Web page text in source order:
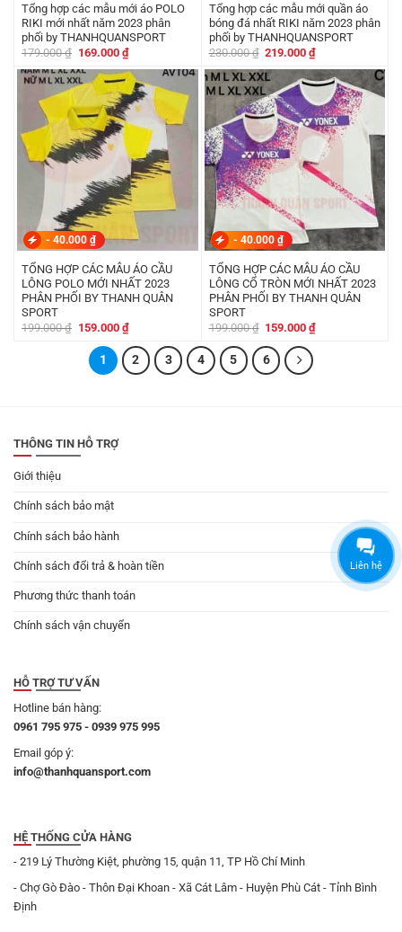
Tổng hợp các mẫu mới áo POLO
RIKI mới nhất năm 2023 phân
phối by THANHQUANSPORT
179.000₫ Giá
là:
179.000 ₫.
169.000 ₫Giá
hiện
tại
là:
169.000 ₫.
Tổng hợp các mẫu mới quần áo
bóng đá nhất RIKI năm 2023 phân
phối by THANHQUANSPORT
230.000₫ Giá
là:
230.000 ₫.
219.000₫Giá
tại
là:
219.000 ₫.
- 40.000 ₫
TỔNG HỢP CÁC MẪU ÁO CẦU
LÔNG POLO MỚI NHẤT 2023
PHÂN PHỐI BY THANH QUÂN
SPORT
199.000₫ Giá
199.000 ₫.
159.000 ₫Giá
hiện
tại
là:
159.000 ₫.
- 40.000 ₫
TỔNG HỢP CÁC MẪU ÁO CẦU
LÔNG CỔ TRÒN MỚI NHẤT 2023
PHÂN PHỐI BY THANH QUÂN
SPORT
199.000₫ Giá
là:
199.000 ₫.
159.000₫Giá
1 2 3 4 5 6
THÔNG TIN HỖ TRỢ
Giới thiệu
Chính sách bảo mật
Chính sách bảo hành
Chính sách đổi trả & hoàn tiền
Phương thức thanh toán
Chính sách vận chuyển
HỖ TRỢ TƯ VẤN
Hotline bán hàng:
0961 795 975 - 0939 975 995
Email góp ý:
info@thanhquansport.com
HỆ THỐNG CỬA HÀNG
- 219 Lý Thường Kiệt, phường 15, quận 11, TP Hồ Chí Minh
- Chợ Gò Đào - Thôn Đại Khoan - Xã Cát Lâm - Huyện Phù Cát - Tỉnh Bình
Định
Liên hệ